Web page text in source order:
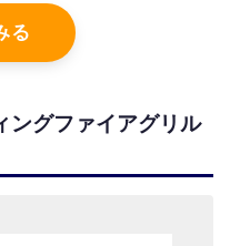
る
ングファイアグリル